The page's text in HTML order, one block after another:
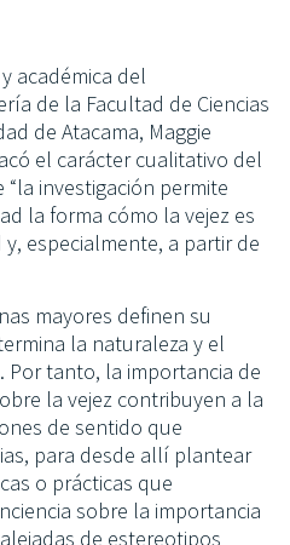
académica del
de la Facultad de Ciencias
de Atacama, Maggie
el carácter cualitativo del
investigación permite
la forma cómo la vejez es
especialmente, a partir de
mayores definen su
la naturaleza y el
Por tanto, la importancia de
la vejez contribuyen a la
de sentido que
para desde allí plantear
o prácticas que
sobre la importancia
de estereotipos